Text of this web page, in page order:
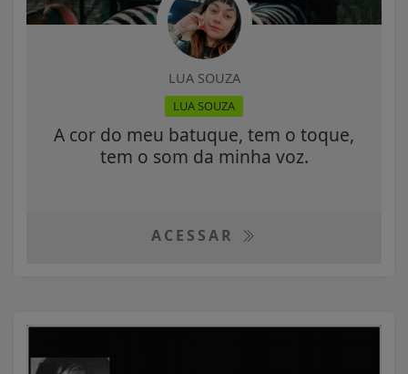
LUA SOUZA
LUA SOUZA
A cor do meu batuque, tem o toque,
tem o som da minha voz.
ACESSAR